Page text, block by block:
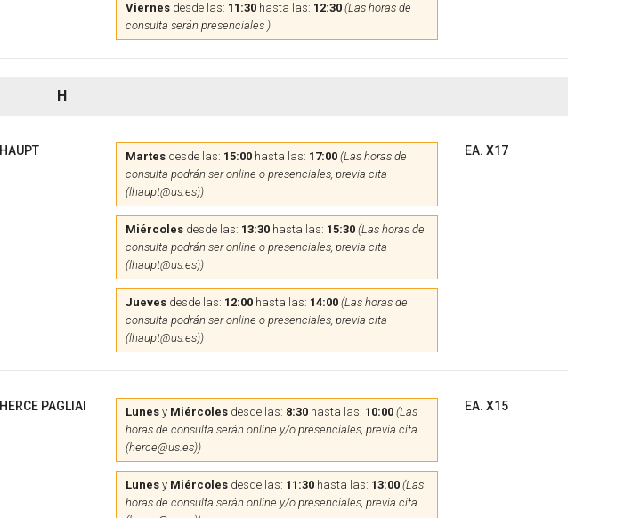
Viernesdesde las: 11:30hasta las: 12:30 (Las horas de
consulta serán presenciales )
H
HAUPT Martesdesde las: 15:00hasta las: 17:00 (Las horas de
consulta podrán ser online o presenciales, previa cita
(lhaupt@us.es))
Miércolesdesde las: 13:30hasta las: 15:30 (Las horas de
consulta podrán ser online o presenciales, previa cita
(lhaupt@us.es))
Juevesdesde las: 12:00hasta las: 14:00 (Las horas de
consulta podrán ser online o presenciales, previa cita
(lhaupt@us.es))
EA. X17
HERCE PAGLIAI Lunesy Miércolesdesde las: 8:30hasta las: 10:00 (Las
horas de consulta serán online y/o presenciales, previa cita
(herce@us.es))
Lunesy Miércolesdesde las: 11:30hasta las: 13:00 (Las
horas de consulta serán online y/o presenciales, previa cita
EA. X15